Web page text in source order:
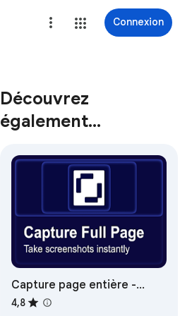
Connexion
Découvrez
également…
Capture page entière -
Éditeur de captures d'écran
4,8